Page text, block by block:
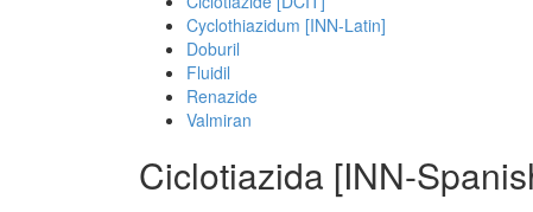
Cyclothiazidum [INN-Latin]
Doburil
Fluidil
Renazide
Valmiran
Ciclotiazida [INN-